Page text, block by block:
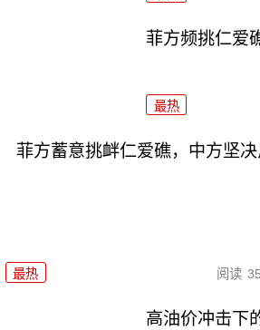
菲方频挑仁爱
最热
菲方蓄意挑衅仁爱礁，中方坚决
最热 阅读
高油价冲击下